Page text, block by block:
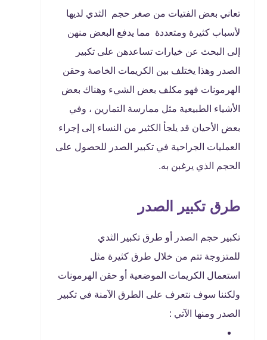
تعاني بعض الفتيات من صغر حجم الثدي لديها
لأسباب كثيرة ومتعددة مما يدفع البعض منهن
إلى البحث عن خيارات تساعدهن على تكبير
الصدر وهذا يختلف بين الكريمات الخاصة وحقن
الهرمونات فهو مكلف بعض الشيء وهناك بعض
الأشياء الطبيعية مثل ممارسة التمارين ، وفي
بعض الأحيان قد يلجأ الكثير من النساء إلى إجراء
العمليات الجراحية في تكبير الصدر للحصول على
الحجم الذي يرغبن به.
طرق تكبير الصدر
تكبير حجم الصدر أو طرق تكبير الثدي
للمتزوجة تتم من خلال طرق كثيرة مثل
استعمال الكريمات الموضعية أو حقن الهرمونات
ولكننا سوف نتعرف على الطرق الآمنة في تكبير
الصدر ومنها الآتي :